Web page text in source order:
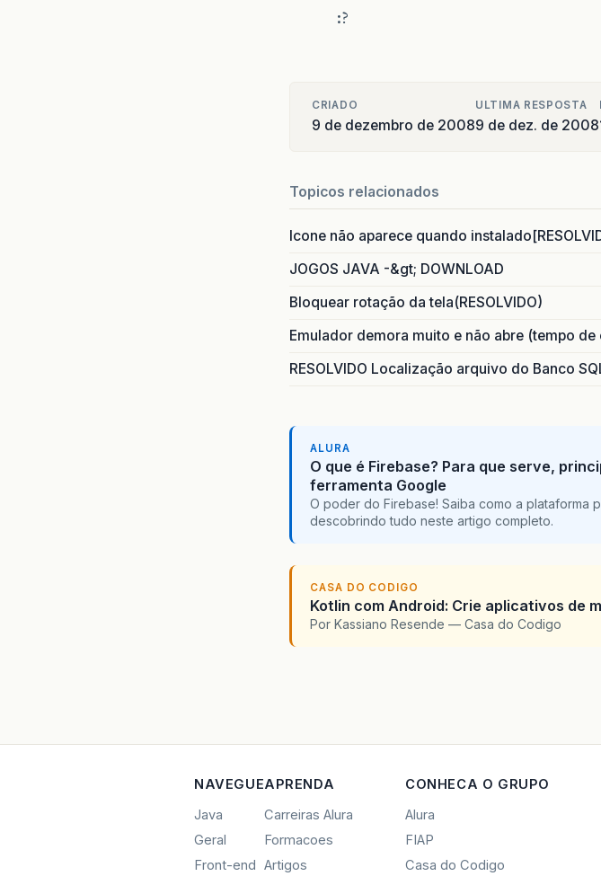
:?
CRIADO
9 de dezembro de 2008
ULTIMA RESPOSTA
9 de dez. de 2008
Topicos relacionados
Icone não aparece quando
JOGOS JAVA -&gt; DOWNLOAD
Bloquear rotação da tela(RESOLVIDO)
Emulador demora muito e não abre (tempo
RESOLVIDO Localização arquivo do Banco
ALURA
O que é Firebase? Para que serve,
ferramenta Google
O poder do Firebase! Saiba como a plataforma
descobrindo tudo neste artigo completo.
CASA DO CODIGO
Kotlin com Android: Crie aplicativos de
Por Kassiano Resende — Casa do Codigo
NAVEGUE
Java
Geral
Front-end
APRENDA
Carreiras Alura
Formacoes
Artigos
CONHECA O GRUPO
Alura
FIAP
Casa do Codigo